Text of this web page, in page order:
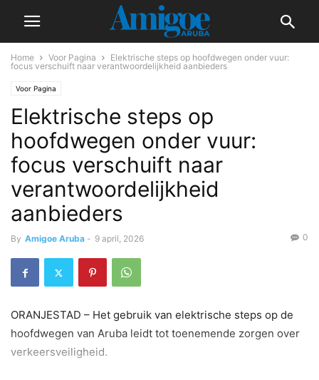
Home Voor Pagina
Elektrische steps op hoofdwegen onder vuur:
focus verschuift naar verantwoordelijkheid aanbieders
Voor Pagina
Elektrische steps op
hoofdwegen onder vuur:
focus verschuift naar
verantwoordelijkheid
aanbieders
By Amigoe Aruba - 9 april, 2026 0
ORANJESTAD – Het gebruik van elektrische steps op de
hoofdwegen van Aruba leidt tot toenemende zorgen over
verkeersveiligheid.